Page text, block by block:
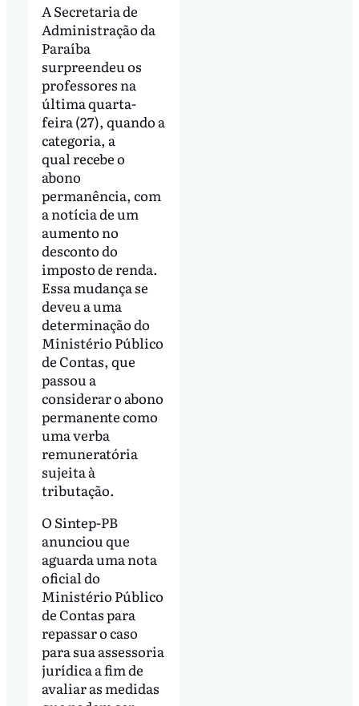
A Secretaria de
Administração da
Paraíba
surpreendeu os
professores na
última quarta-
feira (27), quando a
categoria, a
qual recebe o
abono
permanência, com
a notícia de um
aumento no
desconto do
imposto de renda.
Essa mudança se
deveu a uma
determinação do
Ministério Público
de Contas, que
passou a
considerar o abono
permanente como
uma verba
remuneratória
sujeita à
tributação.
O Sintep-PB
anunciou que
aguarda uma nota
oficial do
Ministério Público
de Contas para
repassar o caso
para sua assessoria
jurídica a fim de
avaliar as medidas